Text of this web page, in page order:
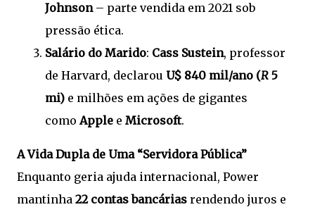
Johnson– parte vendida em 2021 sob
pressão ética.
Salário do Marido: Cass Sustein, professor
de Harvard, declarou U$ 840 mil/ano (R 5
mi) e milhões em ações de gigantes
comoApple e Microsoft.
A Vida Dupla de Uma “Servidora Pública”
Enquanto geria ajuda internacional, Power
mantinha 22 contas bancárias rendendo juros e